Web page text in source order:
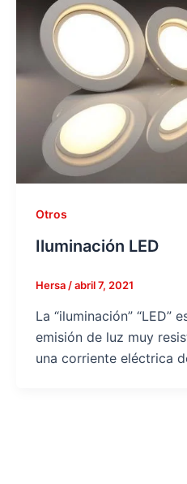
Otros
Iluminación LED
Hersa /abril 7, 2021
La “iluminación” “LED”
emisión de luz muy
una corriente eléctrica